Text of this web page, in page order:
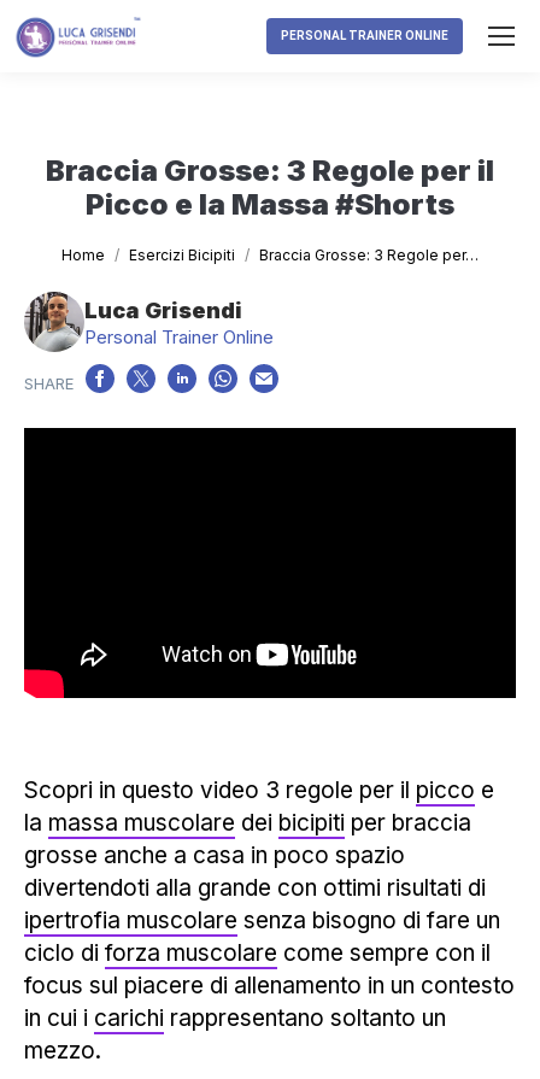
PERSONAL TRAINER ONLINE
Braccia Grosse: 3 Regole per il
Picco e la Massa #Shorts
Tu sei qui:
Home Esercizi Bicipiti Braccia Grosse: 3 Regole per…
Luca Grisendi
Personal Trainer Online
Scopri in questo video 3 regole per il picco e
la massa muscolare dei bicipiti per braccia
grosse anche a casa in poco spazio
divertendoti alla grande con ottimi risultati di
ipertrofia muscolare senza bisogno di fare un
ciclo di forza muscolare come sempre con il
focus sul piacere di allenamento in un contesto
in cui i carichi rappresentano soltanto un
mezzo.